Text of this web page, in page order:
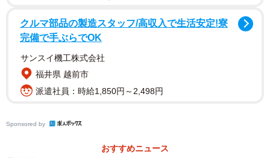
にいきました。しかし、長明くんの姿はありません。
クルマ部品の製造スタッフ/高収入で生活安定!寮
完備で手ぶらでOK
サンスイ機工株式会社
福井県 越前市
派遣社員：時給1,850円～2,498円
Sponsored by
おすすめニュース